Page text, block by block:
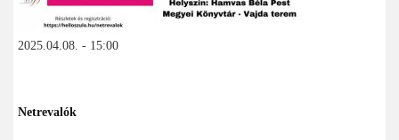
2025.04.08. - 15:00
Netrevalók